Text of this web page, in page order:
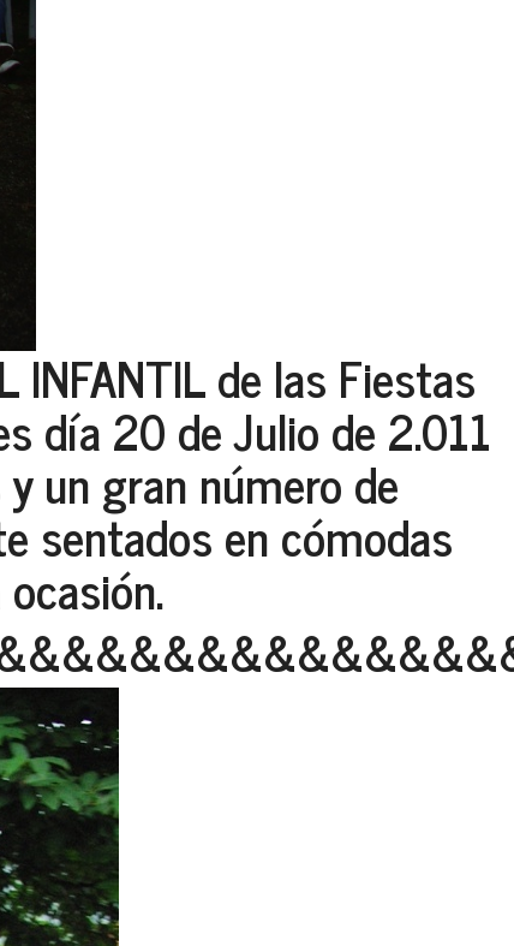
de las Fiestas
día 20 de Julio de 2.011
un gran número de
sentados en cómodas